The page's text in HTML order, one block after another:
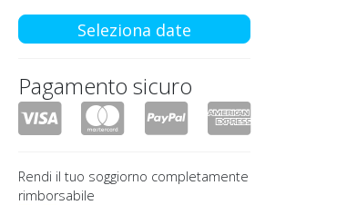
Seleziona date
Pagamento sicuro
Rendi il tuo soggiorno completamente
rimborsabile